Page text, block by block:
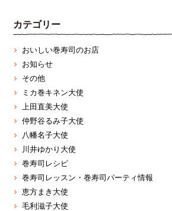
カテゴリー
おいしい巻寿司のお店
お知らせ
その他
ミカ巻キネン大使
上田直美大使
仲野谷るみ子大使
八幡名子大使
川井ゆかり大使
巻寿司レシピ
巻寿司レッスン・巻寿司パーティ情報
恵方まき大使
毛利滋子大使